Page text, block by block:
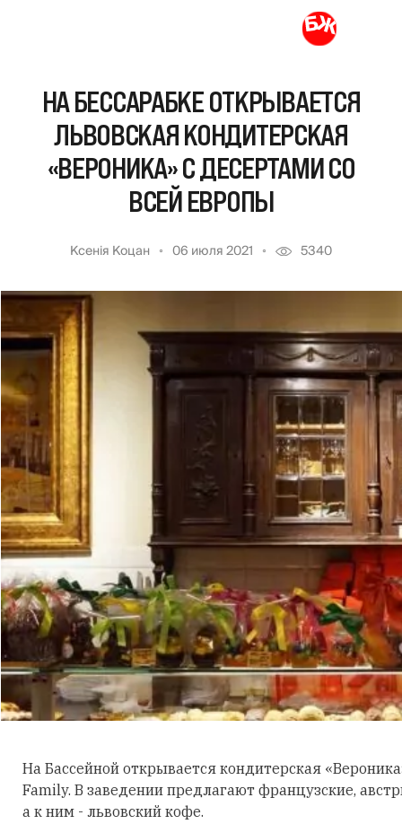
НА БЕССАРАБКЕ ОТКРЫВАЕТСЯ
ЛЬВОВСКАЯ КОНДИТЕРСКАЯ
«ВЕРОНИКА» С ДЕСЕРТАМИ СО
ВСЕЙ ЕВРОПЫ
Ксенія Коцан 06 июля 2021 5340
На Бассейной открывается кондитерская
Family. В заведении предлагают французские,
а к ним - львовский кофе.